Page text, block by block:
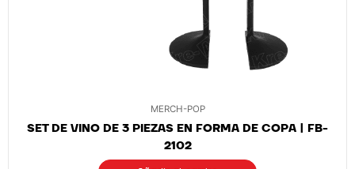
MERCH-POP
SET DE VINO DE 3 PIEZAS EN FORMA DE COPA | FB-
2102